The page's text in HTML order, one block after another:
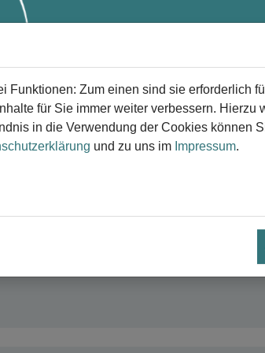
Seiten
Verbraucherinitiative Bestattungskultur mit
zu Bestattungskosten und zur
Zum einen sind sie erforderlich
für Sie immer weiter verbessern.
in die Verwendung der Cookies können
und zu uns im Impressum.